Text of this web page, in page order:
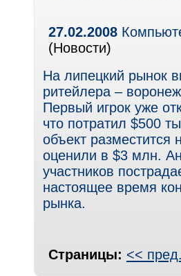
27.02.2008
(Новости)
На липецкий рынок
ритейлера –
Первый игрок уже
что потратил $500
объект
оценили в $3 млн.
участников
настоящее время
рынка.
Страницы: <<